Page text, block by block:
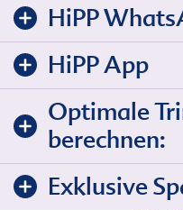
HiPP
HiPP App
Optimale
berechnen:
Exklusive